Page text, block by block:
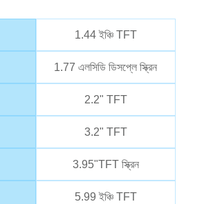
1.44 ইঞ্চি TFT
1.77 এলসিডি ডিসপ্লে স্ক্রিন
2.2" TFT
3.2" TFT
3.95"TFT স্ক্রিন
5.99 ইঞ্চি TFT